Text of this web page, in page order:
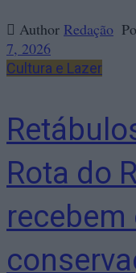
Author Redação
7, 2026
Cultura e Lazer
Rota do
recebem